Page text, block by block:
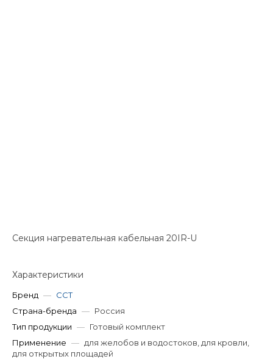
Секция нагревательная кабельная 20IR-U
Характеристики
Бренд — ССТ
Страна-бренда — Россия
Тип продукции — Готовый комплект
Применение — для желобов и водостоков, для кровли,
для открытых площадей